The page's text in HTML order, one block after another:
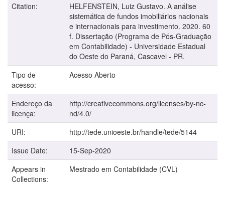
Citation:
HELFENSTEIN, Luiz Gustavo. A análise
sistemática de fundos imobiliários nacionais
e internacionais para investimento. 2020. 60
f. Dissertação (Programa de Pós-Graduação
em Contabilidade) - Universidade Estadual
do Oeste do Paraná, Cascavel - PR.
Tipo de
acesso:
Acesso Aberto
Endereço da
licença:
http://creativecommons.org/licenses/by-nc-
nd/4.0/
URI:
http://tede.unioeste.br/handle/tede/5144
Issue Date:
15-Sep-2020
Appears in
Collections:
Mestrado em Contabilidade (CVL)